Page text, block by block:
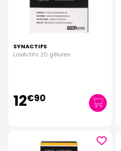
SYNACTIFS
LaxActifs 20 gélules
12€90